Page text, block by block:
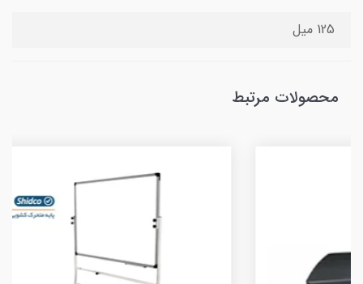
125 میل
محصولات مرتبط